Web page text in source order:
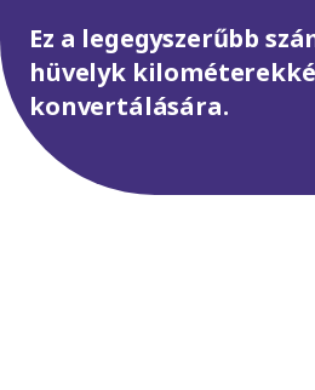
Ez a legegyszerűbb
hüvelyk kilométerekké
konvertálására.